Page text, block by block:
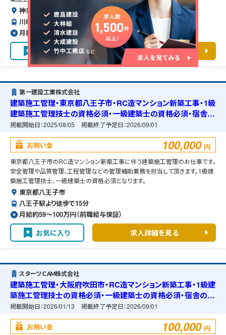
神奈川県川崎市
川崎駅よりバスで10分
月給約59〜100万円（前職給与保証）
お気に入り 求人詳細を見る
第一建設工業株式会社
建築施工管理・東京都八王子市・RC造マンション新築工事・1級
建築施工管理技士の資格必須・一級建築士の資格必須・宿舎の
準備可能
掲載開始日：2025/08/05 掲載終了予定日：2026/09/01
お祝い金 100,000 円
東京都八王子市のRC造マンション新築工事に伴う建築施工管理のお仕事です。
安全管理や品質管理、工程管理などの管理補助業務を担当して頂きます。1級建
築施工管理技士、一級建築士の資格必須となります。
東京都八王子市
八王子駅より徒歩で15分
月給約59〜100万円（前職給与保証）
お気に入り 求人詳細を見る
スターツＣＡＭ株式会社
建築施工管理・大阪府吹田市・RC造マンション新築工事・1級建
築施工管理技士の資格必須・一級建築士の資格必須・宿舎の準
備可能
掲載開始日：2026/01/13 掲載終了予定日：2026/09/01
お祝い金 100,000 円